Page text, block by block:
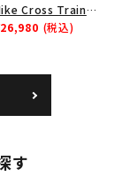
・ロングスリーブ
Cross Trainer
ナイキクロスト
(税込)
す